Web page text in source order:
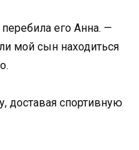
его Анна. —
мой сын находиться
доставая спортивную